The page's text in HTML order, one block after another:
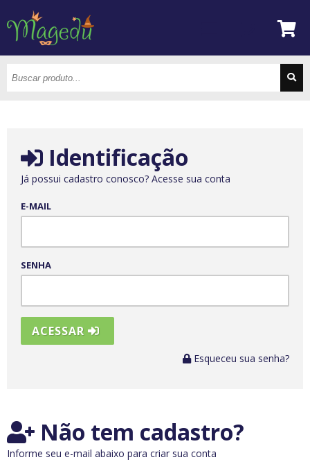
Identificação
Já possui cadastro conosco? Acesse sua conta
E-MAIL
SENHA
ACESSAR
Esqueceu sua senha?
Não tem cadastro?
Informe seu e-mail abaixo para criar sua conta